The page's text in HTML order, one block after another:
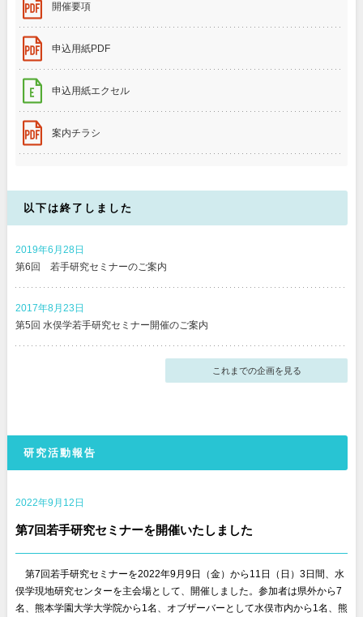
開催要項
申込用紙PDF
申込用紙エクセル
案内チラシ
以下は終了しました
2019年6月28日
第6回 若手研究セミナーのご案内
2017年8月23日
第5回 水俣学若手研究セミナー開催のご案内
これまでの企画を見る
研究活動報告
2022年9月12日
第7回若手研究セミナーを開催いたしました
第7回若手研究セミナーを2022年9月9日（金）から11日（日）3日間、水
俣学現地研究センターを主会場として、開催しました。参加者は県外から7
名、熊本学園大学大学院から1名、オブザーバーとして水俣市内から1名、熊